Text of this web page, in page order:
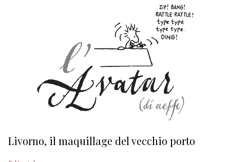
Livorno, il maquillage del vecchio porto